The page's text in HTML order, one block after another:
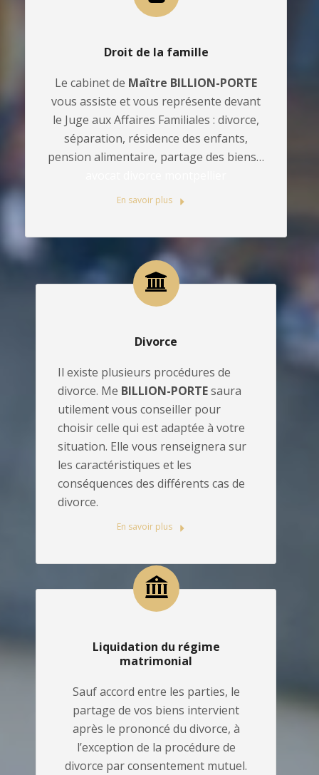
Droit de la famille
Le cabinet de Maître BILLION-PORTE
vous assiste et vous représente devant
le Juge aux Affaires Familiales : divorce,
séparation, résidence des enfants,
pension alimentaire, partage des biens…
En savoir plus
Divorce
Il existe plusieurs procédures de
divorce. Me BILLION-PORTEsaura
utilement vous conseiller pour
choisir celle qui est adaptée à votre
situation. Elle vous renseignera sur
les caractéristiques et les
conséquences des différents cas de
divorce.
En savoir plus
Liquidation du régime
matrimonial
Sauf accord entre les parties, le
partage de vos biens intervient
après le prononcé du divorce, à
l’exception de la procédure de
divorce par consentement mutuel.